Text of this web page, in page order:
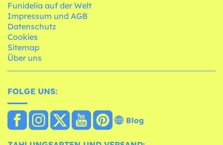
Funidelia auf der Welt
Impressum und AGB
Datenschutz
Cookies
Sitemap
Über uns
FOLGE UNS:
Blog